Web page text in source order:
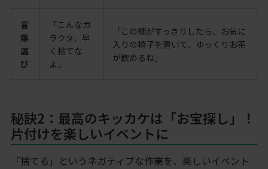
言
葉
選
び
「こんなガ
ラクタ、早
く捨てな
よ」
「この棚がすっきりしたら、お気に
入りの椅子を置いて、ゆっくりお茶
が飲めるね」
秘訣2：最高のキッカケは「お宝探し」！
片付けを楽しいイベントに
「捨てる」というネガティブな作業を、楽しいイベント